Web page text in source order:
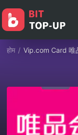
होम / Vip.com Card 唯